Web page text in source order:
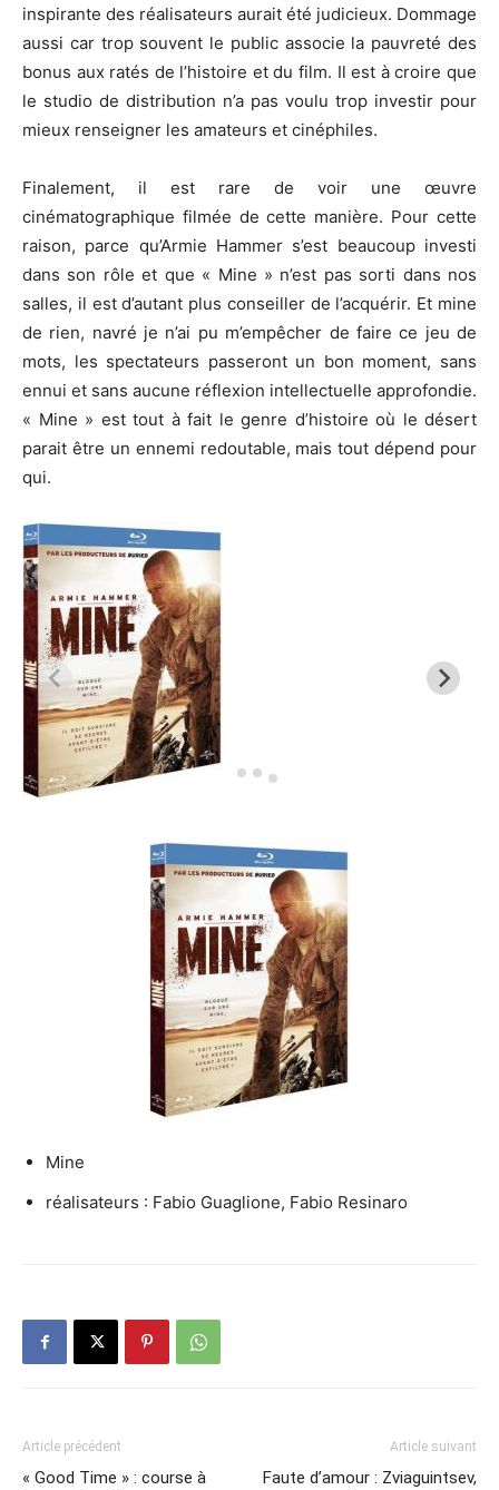
inspirante des réalisateurs aurait été judicieux. Dommage
aussi car trop souvent le public associe la pauvreté des
bonus aux ratés de l’histoire et du film. Il est à croire que
le studio de distribution n’a pas voulu trop investir pour
mieux renseigner les amateurs et cinéphiles.
Finalement, il est rare de voir une œuvre
cinématographique filmée de cette manière. Pour cette
raison, parce qu’Armie Hammer s’est beaucoup investi
dans son rôle et que « Mine » n’est pas sorti dans nos
salles, il est d’autant plus conseiller de l’acquérir. Et mine
de rien, navré je n’ai pu m’empêcher de faire ce jeu de
mots, les spectateurs passeront un bon moment, sans
ennui et sans aucune réflexion intellectuelle approfondie.
« Mine » est tout à fait le genre d’histoire où le désert
parait être un ennemi redoutable, mais tout dépend pour
qui.
Mine
réalisateurs : Fabio Guaglione, Fabio Resinaro
Article précédent
« Good Time » : course à
Article suivant
Faute d’amour : Zviaguintsev,